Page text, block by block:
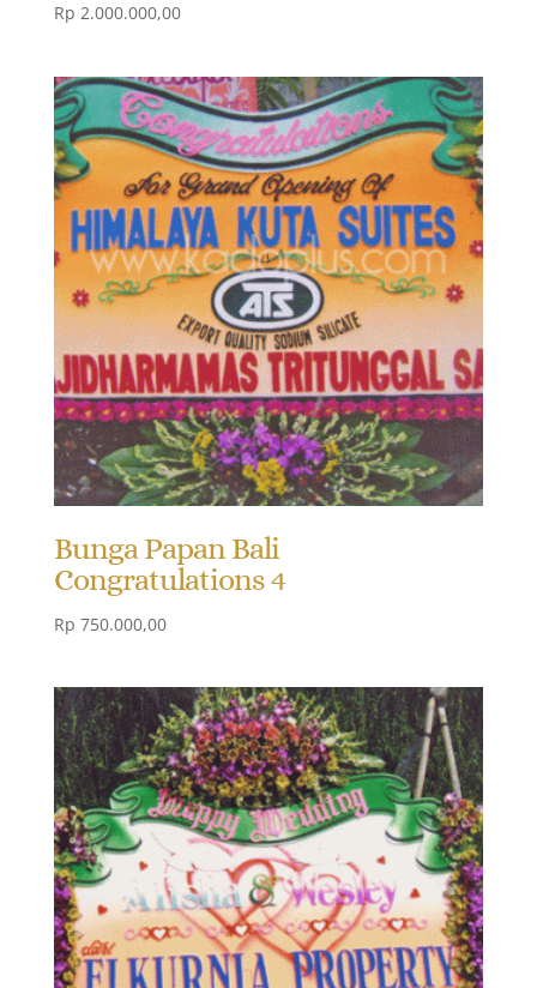
Rp 2.000.000,00
Bunga Papan Bali
Congratulations 4
Rp 750.000,00